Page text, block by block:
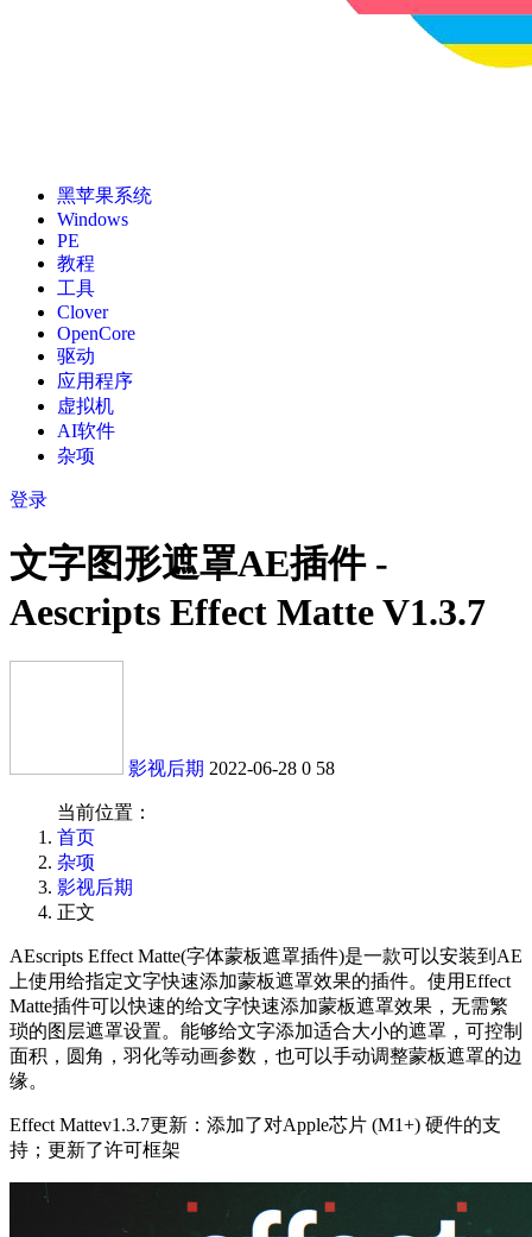
黑苹果系统
Windows
PE
教程
工具
Clover
OpenCore
驱动
应用程序
虚拟机
AI软件
杂项
登录
文字图形遮罩AE插件 -
Aescripts Effect Matte V1.3.7
影视后期 2022-06-28 0 58
当前位置：
首页
杂项
影视后期
正文
AEscripts Effect Matte(字体蒙板遮罩插件)是一款可以安装到AE
上使用给指定文字快速添加蒙板遮罩效果的插件。使用Effect
Matte插件可以快速的给文字快速添加蒙板遮罩效果，无需繁
琐的图层遮罩设置。能够给文字添加适合大小的遮罩，可控制
面积，圆角，羽化等动画参数，也可以手动调整蒙板遮罩的边
缘。
Effect Mattev1.3.7更新：添加了对Apple芯片 (M1+) 硬件的支
持；更新了许可框架